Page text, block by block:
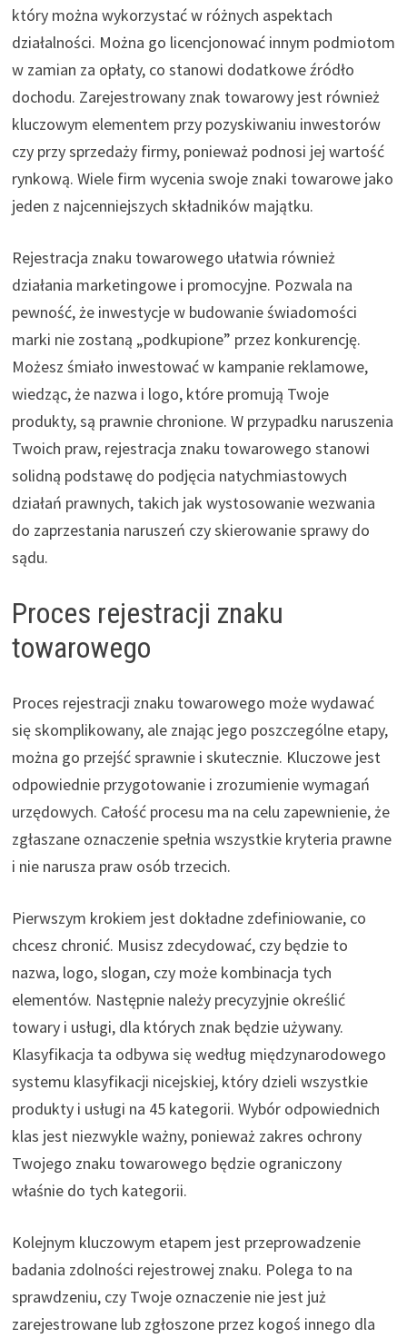
który można wykorzystać w różnych aspektach
działalności. Można go licencjonować innym podmiotom
w zamian za opłaty, co stanowi dodatkowe źródło
dochodu. Zarejestrowany znak towarowy jest również
kluczowym elementem przy pozyskiwaniu inwestorów
czy przy sprzedaży firmy, ponieważ podnosi jej wartość
rynkową. Wiele firm wycenia swoje znaki towarowe jako
jeden z najcenniejszych składników majątku.
Rejestracja znaku towarowego ułatwia również
działania marketingowe i promocyjne. Pozwala na
pewność, że inwestycje w budowanie świadomości
marki nie zostaną „podkupione” przez konkurencję.
Możesz śmiało inwestować w kampanie reklamowe,
wiedząc, że nazwa i logo, które promują Twoje
produkty, są prawnie chronione. W przypadku naruszenia
Twoich praw, rejestracja znaku towarowego stanowi
solidną podstawę do podjęcia natychmiastowych
działań prawnych, takich jak wystosowanie wezwania
do zaprzestania naruszeń czy skierowanie sprawy do
sądu.
Proces rejestracji znaku
towarowego
Proces rejestracji znaku towarowego może wydawać
się skomplikowany, ale znając jego poszczególne etapy,
można go przejść sprawnie i skutecznie. Kluczowe jest
odpowiednie przygotowanie i zrozumienie wymagań
urzędowych. Całość procesu ma na celu zapewnienie, że
zgłaszane oznaczenie spełnia wszystkie kryteria prawne
i nie narusza praw osób trzecich.
Pierwszym krokiem jest dokładne zdefiniowanie, co
chcesz chronić. Musisz zdecydować, czy będzie to
nazwa, logo, slogan, czy może kombinacja tych
elementów. Następnie należy precyzyjnie określić
towary i usługi, dla których znak będzie używany.
Klasyfikacja ta odbywa się według międzynarodowego
systemu klasyfikacji nicejskiej, który dzieli wszystkie
produkty i usługi na 45 kategorii. Wybór odpowiednich
klas jest niezwykle ważny, ponieważ zakres ochrony
Twojego znaku towarowego będzie ograniczony
właśnie do tych kategorii.
Kolejnym kluczowym etapem jest przeprowadzenie
badania zdolności rejestrowej znaku. Polega to na
sprawdzeniu, czy Twoje oznaczenie nie jest już
zarejestrowane lub zgłoszone przez kogoś innego dla